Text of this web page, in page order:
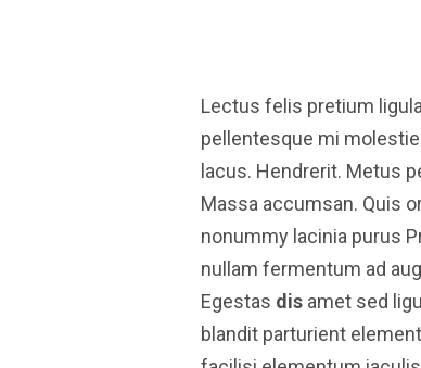
Lectus felis pretium
pellentesque mi
lacus. Hendrerit. Metus
Massa accumsan. Quis
nonummy lacinia purus
nullam fermentum ad
Egestas dis amet sed
blandit parturient